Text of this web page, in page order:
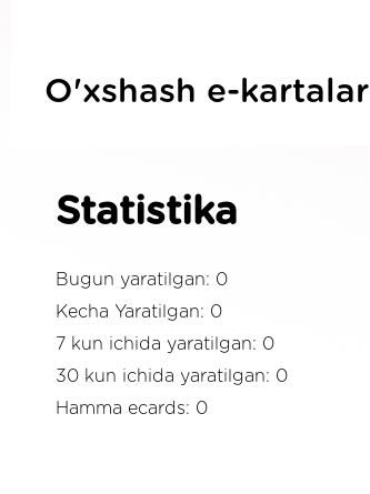
O'xshash e-kartalar
Statistika
Bugun yaratilgan: 0
Kecha Yaratilgan: 0
7 kun ichida yaratilgan: 0
30 kun ichida yaratilgan: 0
Hamma ecards: 0